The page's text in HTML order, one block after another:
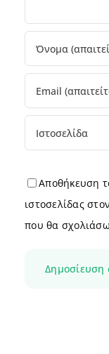
Αποθήκευση
ιστοσελίδας
που θα